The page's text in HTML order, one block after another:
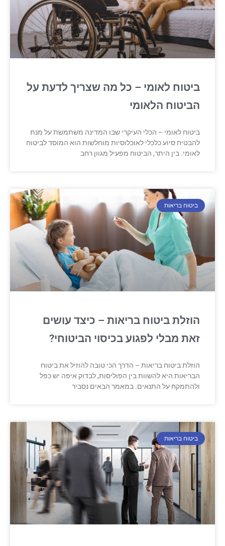
ביטוח לאומי – כל מה שצריך לדעת על
הביטוח הלאומי
ביטוח לאומי – הכלי העיקרי שבו המדינה משתמשת על מנת
להבטיח סיוע כלכלי לאוכלוסיות מוחלשות הוא המוסד לביטוח
לאומי. בין היתר, הביטוח מפעיל מגוון רחב
ביטוח בריאות
הוזלת ביטוח בריאות – כיצד עושים
זאת מבלי לפגוע בכיסוי הביטוחי?
הוזלת ביטוח בריאות – הדרך הכי טובה להוזיל את ביטוח
הבריאות היא להשוות בין הפוליסות, לבדוק איפה יש כפל
ולהתמקח על התנאים. במאמר הבאים נסביר
ביטוח בריאות